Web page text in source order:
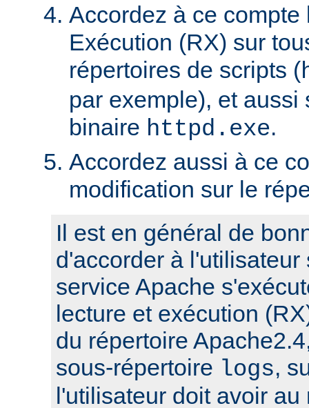
Accordez à ce
Exécution (RX) sur
répertoires de scripts (
par exemple), et aussi
binaire httpd.exe.
Accordez aussi à ce
modification sur le
Il est en général de
d'accorder à
service Apache
lecture et exécution
du répertoire
sous-répertoire logs,
l'utilisateur doit avoir